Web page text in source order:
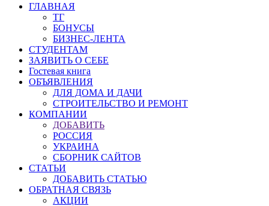
ГЛАВНАЯ
ТГ
БОНУСЫ
БИЗНЕС-ЛЕНТА
СТУДЕНТАМ
ЗАЯВИТЬ О СЕБЕ
Гостевая книга
ОБЪЯВЛЕНИЯ
ДЛЯ ДОМА И ДАЧИ
СТРОИТЕЛЬСТВО И РЕМОНТ
КОМПАНИИ
ДОБАВИТЬ
РОССИЯ
УКРАИНА
СБОРНИК САЙТОВ
СТАТЬИ
ДОБАВИТЬ СТАТЬЮ
ОБРАТНАЯ СВЯЗЬ
АКЦИИ